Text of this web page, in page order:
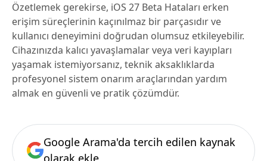
Özetlemek gerekirse, iOS 27 Beta Hataları erken
erişim süreçlerinin kaçınılmaz bir parçasıdır ve
kullanıcı deneyimini doğrudan olumsuz etkileyebilir.
Cihazınızda kalıcı yavaşlamalar veya veri kayıpları
yaşamak istemiyorsanız, teknik aksaklıklarda
profesyonel sistem onarım araçlarından yardım
almak en güvenli ve pratik çözümdür.
Google Arama'da tercih edilen kaynak